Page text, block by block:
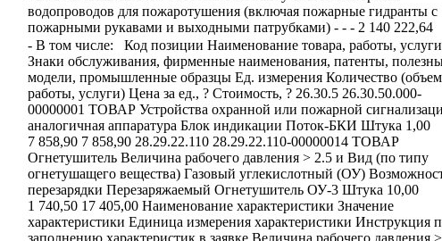
водопроводов для пожаротушения (включая пожарные гидранты с
пожарными рукавами и выходными патрубками) - - - 2 140 222,64
- В том числе: Код позиции Наименование товара, работы, услуги Знаки обслуживания, фирменные наименования, патенты, полезные модели, промышленные образцы Ед. измерения Количество (объем работы, услуги) Цена за ед., ? Стоимость, ? 26.30.5 26.30.50.000-00000001 ТОВАР Устройства охранной или пожарной сигнализации и аналогичная аппаратура Блок индикации Поток-БКИ Штука 1,00 7 858,90 7 858,90 28.29.22.110 28.29.22.110-00000014 ТОВАР Огнетушитель Величина рабочего давления > 2.5 и Вид (по типу огнетушащего вещества) Газовый углекислотный (ОУ) Возможность перезарядки Перезаряжаемый Огнетушитель ОУ-3 Штука 10,00 1 740,50 17 405,00 Наименование характеристики Значение характеристики Единица измерения характеристики Инструкция по заполнению характеристик в заявке Величина рабочего давления > 2.5 и Мегапаскаль Участник закупки указывает в заявке конкретное значение характеристики Вид (по типу огнетушащего вещества) Газовый углекислотный (ОУ) Значение характеристики не может изменяться участником закупки Возможность перезарядки Перезаряжаемый Значение характеристики не может изменяться участником закупки Назначение по классу пожара В Значение характеристики не может изменяться участником закупки С E А Тип Переносной Значение характеристики не может изменяться участником закупки Тип по принципу создания избыточного давления газа Закачной (з) Значение характеристики не может изменяться участником закупки 26.30.5 26.30.50.000-00000001 ТОВАР Устройства охранной или пожарной сигнализации и аналогичная аппаратура Источник резервного питания, марка РИП12, исп.05 Штука 1,00 9 881,43 9 881,43 26.30.5 26.30.50.000-00000001 ТОВАР Устройства охранной или пожарной сигнализации и аналогичная аппаратура Шкаф контрольно-пусковой ШКП-4 Штука 3,00 25 350,08 76 050,24 26.30.5 26.30.50.000-00000001 ТОВАР Устройства охранной или пожарной сигнализации и аналогичная аппаратура Электромагнитный манометр ТМ-510.05 (Росма) Штука 1,00 5 634,97 5 634,97 26.30.5 26.30.50.000-00000001 ТОВАР Устройства охранной или пожарной сигнализации и аналогичная аппаратура Шкаф пожарный ШПК-315 Н(о) Штука 10,00 5 221,59 52 215,90 43.22.11.140 РАБОТА Работы по монтажу систем напорных водопроводов для пожаротушения (включая пожарные гидранты с пожарными рукавами и выходными патрубками) Условная единица согласно проектно-сметной документации 1 520 791,56 1 520 791,56 26.30.5 26.30.50.000-00000001 ТОВАР Устройства охранной или пожарной сигнализации и аналогичная аппаратура Пульт контроля и управления охранно-пожарный, марка С-2000-М Штука 1,00 10 887,32 10 887,32 26.30.50.114 ТОВАР Приборы управления, приемно-контрольные и оповещатели охранные и охранно-пожарные Прибор пожарный управления Поток-3Н Штука 1,00 11 913,10 11 913,10 28.13.14.110 28.13.14.110-00000003 ТОВАР Насос пожарный центробежный Вид насоса Нормального давления Количество всасывающих патрубков 1 Напор номинальный в режиме высокого давления ? 200 и < 250 Штука 2,00 188 662,94 377 325,88 Наименование характеристики Значение характеристики Единица измерения характеристики Инструкция по заполнению характеристик в заявке Вид насоса Нормального давления Значение характеристики не может изменяться участником закупки Количество всасывающих патрубков 1 Штука Значение характеристики не может изменяться участником закупки Напор номинальный в режиме высокого давления ? 200 и < 250 Метр Участник закупки указывает в заявке конкретное значение характеристики Напор номинальный в режиме нормального давления ? 150 и < 200 Метр Участник закупки указывает в заявке конкретное значение характеристики Условный диаметр всасывающего патрубка 70 Миллиметр Значение характеристики не может изменяться участником закупки Условный диаметр выходного патрубка 50 Миллиметр Значение характеристики не может изменяться участником закупки Класс защиты IP 55 Значение характеристики не может изменяться участником закупки Количество скоростных режимов 1 Значение характеристики не может изменяться участником закупки Конструкционный тип горизонтальный Значение характеристики не может изменяться участником закупки Максимальная потребляемая мощность, Вт 3000 Значение характеристики не может изменяться участником закупки Максимальная температура перекачиваемой жидкости, °С 140 Значение характеристики не может изменяться участником закупки Напряжение питания, В 380..420 Участник закупки указывает в заявке конкретное значение характеристики Номинальный диаметр на всасывающей стороне (DN), мм 65 Значение характеристики не может изменяться участником закупки Перекачиваемая жидкость вода Значение характеристики не может изменяться участником закупки Обоснование включения дополнительной информации в сведения о товаре, работе, услуге в соответствии с проектом 26.30.5 26.30.50.000-00000001 ТОВАР Устройства охранной или пожарной сигнализации и аналогичная аппаратура Сигнализатор давления СДУ-М Штука 4,00 3 045,96 12 183,84 22.19.30.137 22.19.30.137-00000003 ТОВАР Рукав пожарный напорный Вид рукава по назначению Для комплектации внутренних и наружных пожарных кранов Вид рукава по стойкости к внешним воздействиям Износостойкие (И) Длина рукава без головок (номинальная) ? 20 и Рукав пожарный в комплекте с головками -РПК-В/Н50-1.0У1 Штука 10,00 3 807,45 38 074,50 Наименование характеристики Значение характеристики Единица измерения характеристики Инструкция по заполнению характеристик в заявке Вид рукава по назначению Для комплектации внутренних и наружных пожарных кранов Значение характеристики не может изменяться участником закупки Вид рукава по стойкости к внешним воздействиям Износостойкие (И) Значение характеристики не может изменяться участником закупки Длина рукава без головок (номинальная) ? 20 и Метр Участник закупки указывает в заявке конкретное значение характеристики Климатическое исполнение У1 Значение характеристики не может изменяться участником закупки Конструктивное исполнение рукава С внутренним гидроизоляционным покрытием Значение характеристики не может изменяться участником закупки Наличие наружного защитного покрытия Да Значение характеристики не может изменяться участником закупки Наличие пропитки Да Значение характеристики не может изменяться участником закупки Номинальный внутренний диаметр рукава 51 Миллиметр Значение характеристики не может изменяться участником закупки Рабочее давление 1 Мегапаскаль Значение характеристики не может изменяться участником закупки - - - 26.30.5 26.30.50.000-00000001 ТОВАР - Устройства охранной или пожарной сигнализации и аналогичная аппаратура - Блок индикации Поток-БКИ - Штука - 1,00 - 7 858,90 - 7 858,90 - - 28.29.22.110 28.29.22.110-00000014 ТОВАР - Огнетушитель Величина рабочего давления > 2.5 и Вид (по типу огнетушащего вещества) Газовый углекислотный (ОУ) Возможность перезарядки Перезаряжаемый - Огнетушитель ОУ-3 - Штука - 10,00 - 1 740,50 - 17 405,00 - - Наименование характеристики Значение характеристики Единица измерения характеристики Инструкция по заполнению характеристик в заявке Величина рабочего давления > 2.5 и Мегапаскаль Участник закупки указывает в заявке конкретное значение характеристики Вид (по типу огнетушащего вещества) Газовый углекислотный (ОУ) Значение характеристики не может изменяться участником закупки Возможность перезарядки Перезаряжаемый Значение характеристики не может изменяться участником закупки Назначение по классу пожара В Значение характеристики не может изменяться участником закупки С E А Тип Переносной Значение характеристики не может изменяться участником закупки Тип по принципу создания избыточного давления газа Закачной (з) Значение характеристики не может изменяться участником закупки - Наименование характеристики - Значение характеристики - Единица измерения характеристики - Инструкция по заполнению характеристик в заявке - Величина рабочего давления - > 2.5 и - Мегапаскаль - Участник закупки указывает в заявке конкретное значение характеристики - Вид (по типу огнетушащего вещества) - Газовый углекислотный (ОУ) - - Значение характеристики не может изменяться участником закупки - Возможность перезарядки - Перезаряжаемый - - Значение характеристики не может изменяться участником закупки - Назначение по классу пожара - В - - Значение характеристики не может изменяться участником закупки - С - E - А - Тип - Переносной - - Значение характеристики не может изменяться участником закупки - Тип по принципу создания избыточного давления газа - Закачной (з) - - Значение характеристики не может изменяться участником закупки - - 26.30.5 26.30.50.000-00000001 ТОВАР - Устройства охранной или пожарной сигнализации и аналогичная аппаратура - Источник резервного питания, марка РИП12, исп.05 - Штука - 1,00 - 9 881,43 - 9 881,43 - - 26.30.5 26.30.50.000-00000001 ТОВАР - Устройства охранной или пожарной сигнализации и аналогичная аппаратура - Шкаф контрольно-пусковой ШКП-4 - Штука - 3,00 - 25 350,08 - 76 050,24 - - 26.30.5 26.30.50.000-00000001 ТОВАР - Устройства охранной или пожарной сигнализации и аналогичная аппаратура - Электромагнитный манометр ТМ-510.05 (Росма) - Штука - 1,00 - 5 634,97 - 5 634,97 - - 26.30.5 26.30.50.000-00000001 ТОВАР - Устройства охранной или пожарной сигнализации и аналогичная аппаратура - Шкаф пожарный ШПК-315 Н(о) - Штука - 10,00 - 5 221,59 - 52 215,90 - - 43.22.11.140 РАБОТА - Работы по монтажу систем напорных водопроводов для пожаротушения (включая пожарные гидранты с пожарными рукавами и выходными патрубками) - - Условная единица - согласно проектно-сметной документации - 1 520 791,56 - 1 520 791,56 - - 26.30.5 26.30.50.000-00000001 ТОВАР - Устройства охранной или пожарной сигнализации и аналогичная аппаратура - Пульт контроля и управления охранно-пожарный, марка С-2000-М - Штука - 1,00 - 10 887,32 - 10 887,32 - - 26.30.50.114 ТОВАР - Приборы управления, приемно-контрольные и оповещатели охранные и охранно-пожарные - Прибор пожарный управления Поток-3Н - Штука - 1,00 - 11 913,10 - 11 913,10 - - 28.13.14.110 28.13.14.110-00000003 ТОВАР - Насос пожарный центробежный Вид насоса Нормального давления Количество всасывающих патрубков 1 Напор номин